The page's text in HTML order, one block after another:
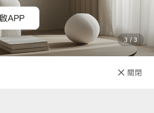
3 / 3
關閉